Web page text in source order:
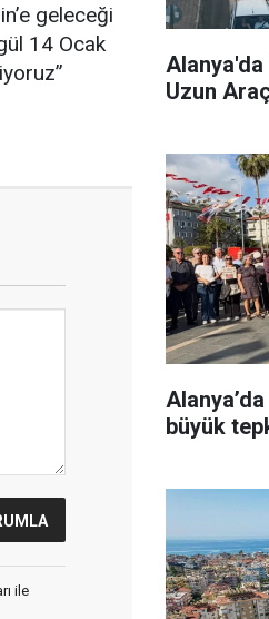
geleceği
14 Ocak
ile
Alanya'da
Uzun
büyük